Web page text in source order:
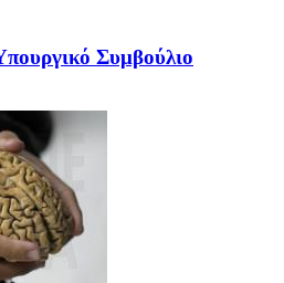
Συμβούλιο